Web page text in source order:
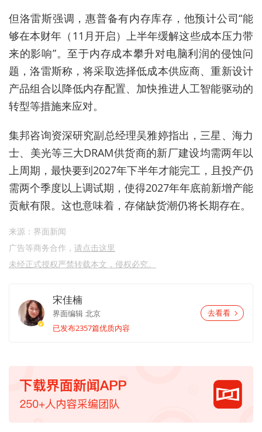
但洛雷斯强调，惠普备有内存库存，他预计公司“能
够在本财年（11月开启）上半年缓解这些成本压力带
来的影响”。至于内存成本攀升对电脑利润的侵蚀问
题，洛雷斯称，将采取选择低成本供应商、重新设计
产品组合以降低内存配置、加快推进人工智能驱动的
转型等措施来应对。
集邦咨询资深研究副总经理吴雅婷指出，三星、海力
士、美光等三大DRAM供货商的新厂建设均需两年以
上周期，最快要到2027年下半年才能完工，且投产仍
需两个季度以上调试期，使得2027年年底前新增产能
贡献有限。这也意味着，存储缺货潮仍将长期存在。
来源：界面新闻
广告等商务合作， 请点击这里
未经正式授权严禁转载本文，侵权必究。
宋佳楠
界面编辑 北京
已发布2357篇优质内容
去看看